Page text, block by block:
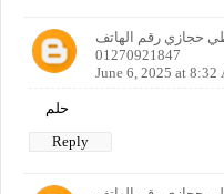
حجازي رقم الهاتف
01270921847
June 6, 2025 at 8:32
حلم
Reply